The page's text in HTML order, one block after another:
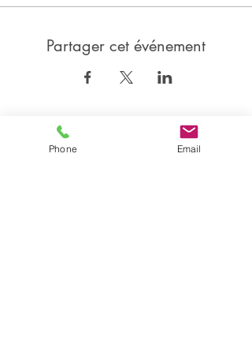
Partager cet événement
Phone Email